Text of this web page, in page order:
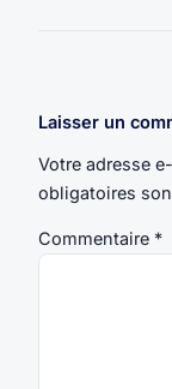
Laisser un
Votre adresse
obligatoires
Commentaire *